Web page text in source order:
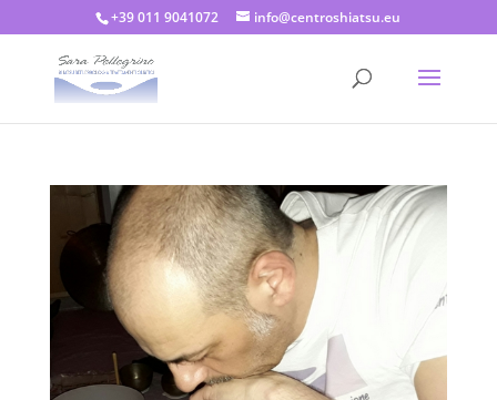
+39 011 9041072 info@centroshiatsu.eu